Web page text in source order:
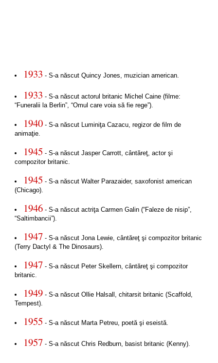
1933 - S-a născut Quincy Jones, muzician american.
1933 - S-a născut actorul britanic Michel Caine (filme:
“Funeralii la Berlin”, “Omul care voia să fie rege”).
1940- S-a născut Luminiţa Cazacu, regizor de film de
animaţie.
1945 - S-a născut Jasper Carrott, cântăreţ, actor şi
compozitor britanic.
1945 - S-a născut Walter Parazaider, saxofonist american
(Chicago).
1946- S-a născut actriţa Carmen Galin (“Faleze de nisip”,
“Saltimbancii”).
1947 - S-a născut Jona Lewie, cântăreţ şi compozitor britanic
(Terry Dactyl & The Dinosaurs).
1947 - S-a născut Peter Skellern, cântăreţ şi compozitor
britanic.
1949- S-a născut Ollie Halsall, chitarsit britanic (Scaffold,
Tempest).
1955 - S-a născut Marta Petreu, poetă şi eseistă.
1957 - S-a născut Chris Redburn, basist britanic (Kenny).